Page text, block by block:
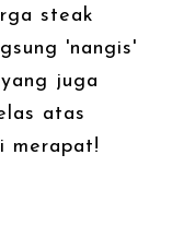
steak
'nangis'
juga
atas
merapat!